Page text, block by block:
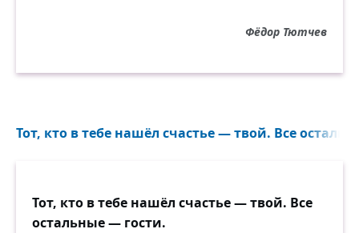
Фёдор Тютчев
Тот, кто в тебе нашёл счастье — твой. Все
Тот, кто в тебе нашёл счастье — твой. Все
остальные — гости.